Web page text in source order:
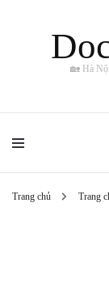
🏡 Hà
Trang chủ Trang